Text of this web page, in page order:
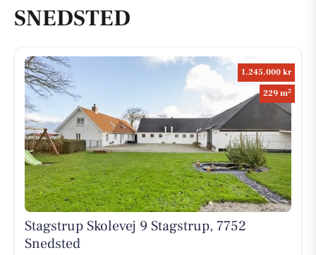
SNEDSTED
1.245.000 kr
229 m2
Stagstrup Skolevej 9 Stagstrup, 7752
Snedsted